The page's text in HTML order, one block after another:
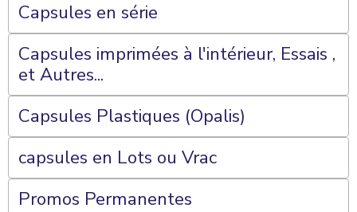
Capsules en série
Capsules imprimées à l'intérieur, Essais ,
et Autres...
Capsules Plastiques (Opalis)
capsules en Lots ou Vrac
Promos Permanentes